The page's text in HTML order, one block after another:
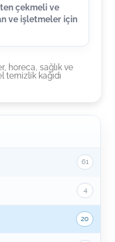
çekmeli ve
ve işletmeler için
horeca, sağlık ve
kağıdı
61
4
20